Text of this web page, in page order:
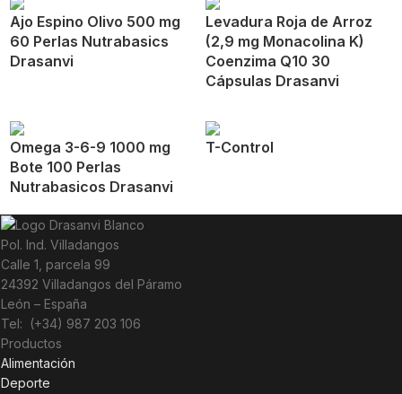
Ajo Espino Olivo 500 mg
60 Perlas Nutrabasics
Drasanvi
Levadura Roja de Arroz
(2,9 mg Monacolina K)
Coenzima Q10 30
Cápsulas Drasanvi
Omega 3-6-9 1000 mg
Bote 100 Perlas
Nutrabasicos Drasanvi
T-Control
Pol. Ind. Villadangos
Calle 1, parcela 99
24392 Villadangos del Páramo
León – España
Tel: (+34) 987 203 106
Productos
Alimentación
Deporte